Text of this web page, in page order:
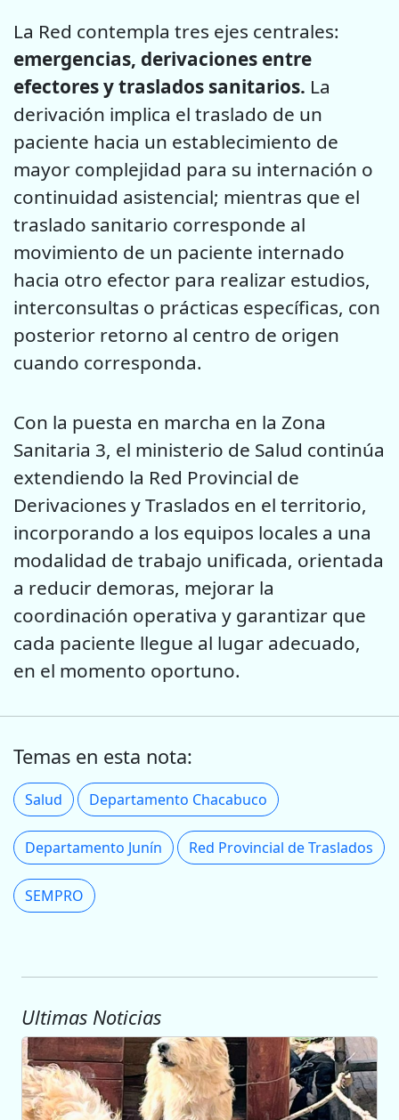
La Red contempla tres ejes centrales:
emergencias, derivaciones entre
efectores y traslados sanitarios. La
derivación implica el traslado de un
paciente hacia un establecimiento de
mayor complejidad para su internación o
continuidad asistencial; mientras que el
traslado sanitario corresponde al
movimiento de un paciente internado
hacia otro efector para realizar estudios,
interconsultas o prácticas específicas, con
posterior retorno al centro de origen
cuando corresponda.
Con la puesta en marcha en la Zona
Sanitaria 3, el ministerio de Salud continúa
extendiendo la Red Provincial de
Derivaciones y Traslados en el territorio,
incorporando a los equipos locales a una
modalidad de trabajo unificada, orientada
a reducir demoras, mejorar la
coordinación operativa y garantizar que
cada paciente llegue al lugar adecuado,
en el momento oportuno.
Temas en esta nota:
Salud Departamento Chacabuco
Departamento Junín Red Provincial de Traslados
SEMPRO
Ultimas Noticias